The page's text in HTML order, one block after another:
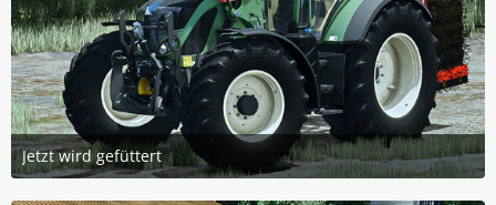
Jetzt wird gefüttert
14. September 2025 um 09:15
3